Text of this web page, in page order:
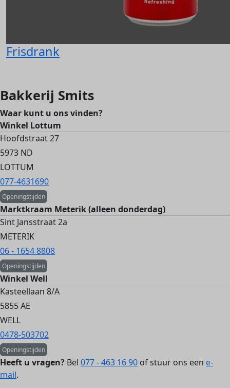
Frisdrank
Bakkerij Smits
Waar kunt u ons vinden?
Winkel Lottum
Hoofdstraat 27
5973 ND
LOTTUM
077-4631690
Openingstijden
Marktkraam Meterik (alleen donderdag)
Sint Jansstraat 2a
METERIK
06 - 1654 8808
Openingstijden
Winkel Well
Kasteellaan 8/A
5855 AE
WELL
0478-503702
Openingstijden
Heeft u vragen? Bel 077 - 463 16 90 of stuur ons een e-
mail.